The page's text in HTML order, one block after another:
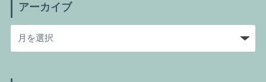
アーカイブ